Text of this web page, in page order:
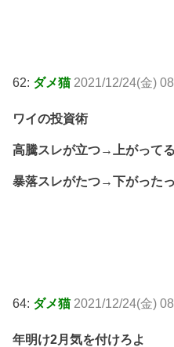
62: ダメ猫 2021/12/24(金)
ワイの投資術
高騰スレが立つ→上がって
暴落スレがたつ→下がった
64: ダメ猫 2021/12/24(金)
年明け2月気を付けろよ